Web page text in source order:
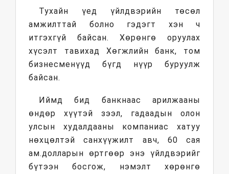
Тухайн үед үйлдвэрийн төсөл
амжилттай болно гэдэгт хэн ч
итгэхгүй байсан. Хөрөнгө оруулах
хүсэлт тавихад Хөгжлийн банк, том
бизнесменүүд бүгд нүүр буруулж
байсан.
Иймд бид банкнаас арилжааны
өндөр хүүтэй зээл, гадаадын олон
улсын худалдааны компаниас хатуу
нөхцөлтэй санхүүжилт авч, 60 сая
ам.долларын өртгөөр энэ үйлдвэрийг
бүтээн босгож, нэмэлт хөрөнгө